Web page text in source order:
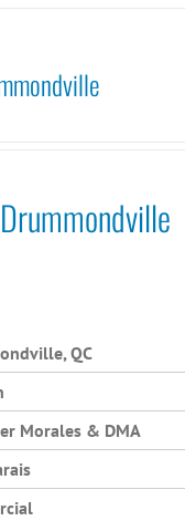
QC
Morales & DMA